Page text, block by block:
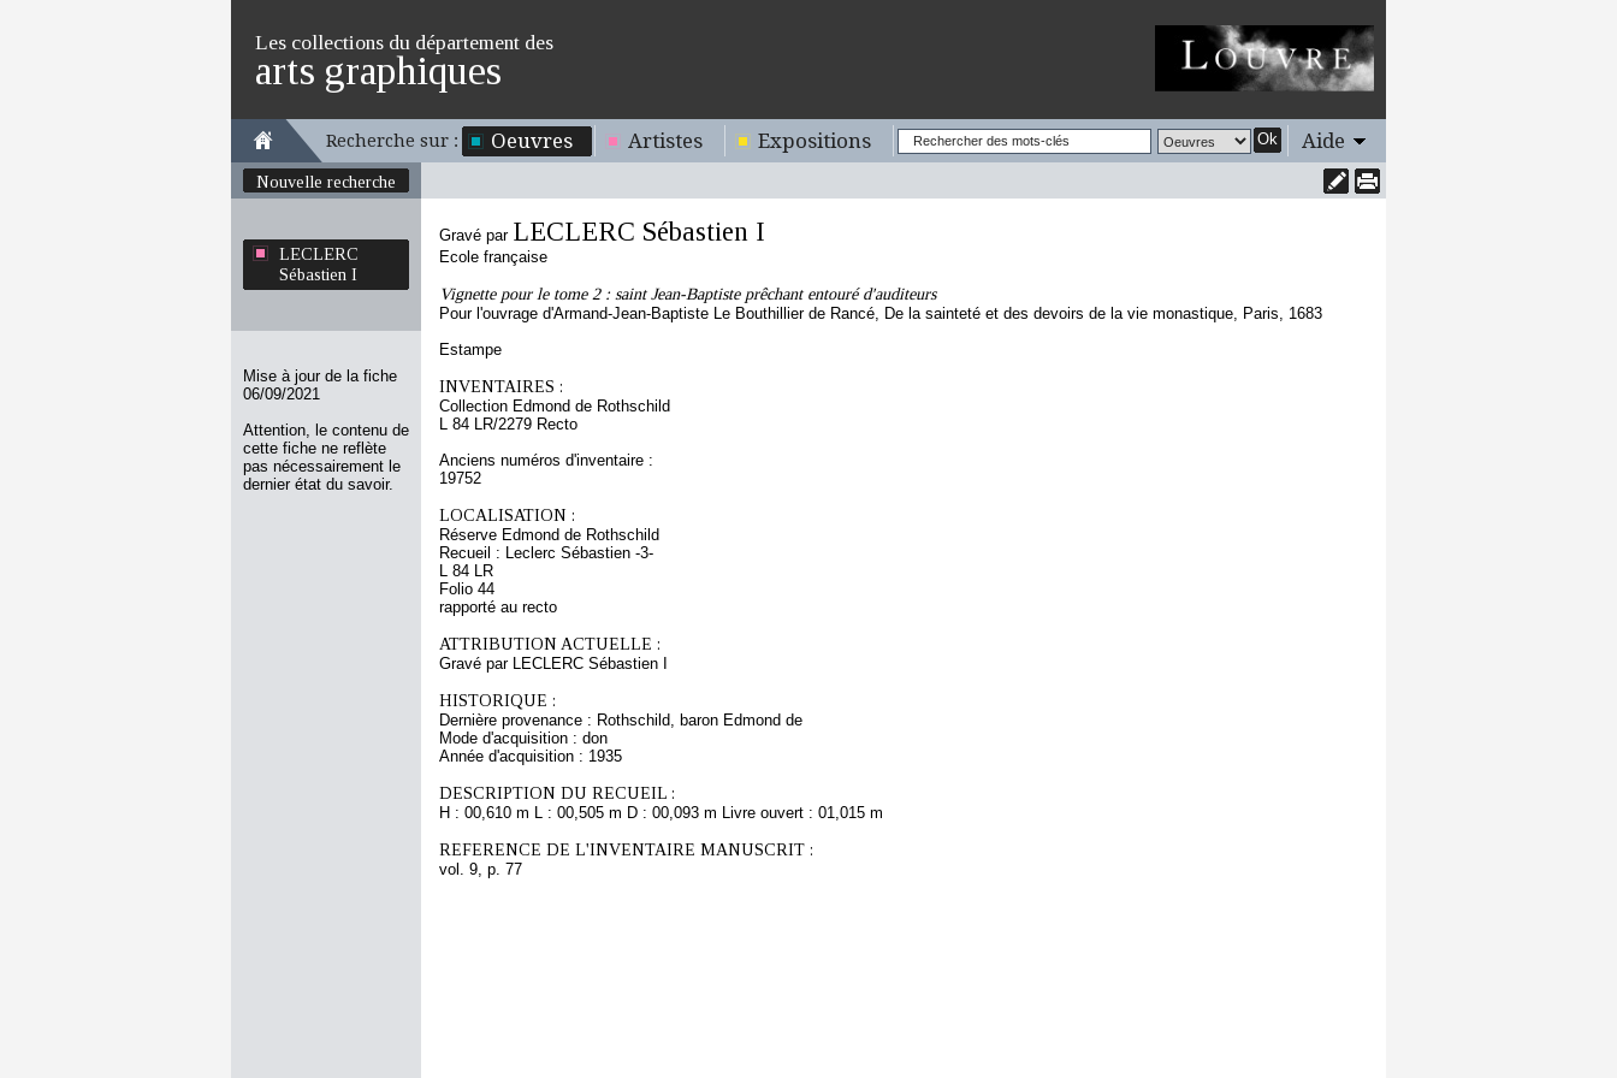
Les collections du département des
arts graphiques
Recherche sur : Oeuvres Artistes Expositions Ok Aide
Nouvelle recherche
LECLERC
Sébastien I
Mise à jour de la fiche
06/09/2021
Attention, le contenu de
cette fiche ne reflète
pas nécessairement le
dernier état du savoir.
Gravé par LECLERC Sébastien I
Ecole française
Vignette pour le tome 2 : saint Jean-Baptiste prêchant entouré d'auditeurs
Pour l'ouvrage d'Armand-Jean-Baptiste Le Bouthillier de Rancé, De la sainteté et des devoirs de la vie monastique, Paris, 1683
Estampe
INVENTAIRES :
Collection Edmond de Rothschild
L 84 LR/2279 Recto
Anciens numéros d'inventaire :
19752
LOCALISATION :
Réserve Edmond de Rothschild
Recueil : Leclerc Sébastien -3-
L 84 LR
Folio 44
rapporté au recto
ATTRIBUTION ACTUELLE :
Gravé par LECLERC Sébastien I
HISTORIQUE :
Dernière provenance : Rothschild, baron Edmond de
Mode d'acquisition : don
Année d'acquisition : 1935
DESCRIPTION DU RECUEIL :
H : 00,610 m L : 00,505 m D : 00,093 m Livre ouvert : 01,015 m
REFERENCE DE L'INVENTAIRE MANUSCRIT :
vol. 9, p. 77